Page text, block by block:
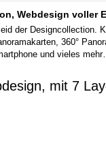
Webdesign voller
der Designcollection.
360°
und vieles
mit 7